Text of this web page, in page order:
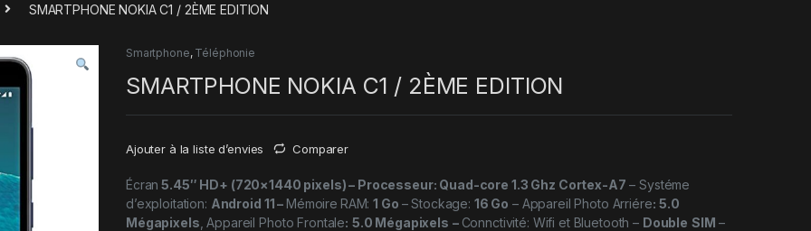
SMARTPHONE NOKIA C1 / 2ÈME EDITION
Smartphone, Téléphonie
SMARTPHONE NOKIA C1 / 2ÈME EDITION
Ajouter à la liste d’envies Comparer
Écran 5.45″ HD+ (720×1440 pixels) – Processeur: Quad-core 1.3 Ghz Cortex-A7 – Systéme
d’exploitation: Android 11– Mémoire RAM:1 Go – Stockage: 16 Go – Appareil Photo Arriére: 5.0
Mégapixels, Appareil Photo Frontale: 5.0 Mégapixels – Connctivité: Wifi et Bluetooth – Double SIM –